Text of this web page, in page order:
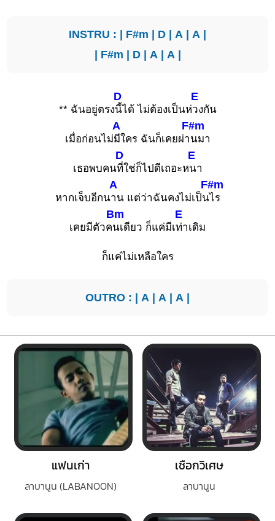
INSTRU : | F#m | D | A | A |
| F#m | D| A| A|
** ฉันอยู่ตรง
D
นี้ได้ ไม่ต้องเป็นห่
E
วงกัน
เมื่อก่อนไม่
A
มีใคร ฉันก็เคยผ่า
F#m
นมา
เธอพบคน
D
ที่ใช่ก็ไปดีเถอะห
E
นา
หากเจ็บอีกน
A
าน แต่ว่าฉันคงไม่เป็น
F#m
ไร
เคยมีตัวค
Bm
นเดียว ก็แค่มีเ
E
ท่าเดิม
ก็แค่ไม่เหลือใคร
OUTRO : | A | A | A |
แฟนเก่า
ลาบานูน (LABANOON)
เชือกวิเศษ
ลาบานูน